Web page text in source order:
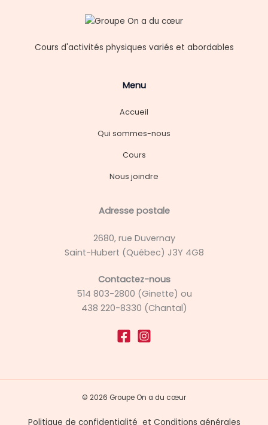
Cours d'activités physiques variés et abordables
Menu
Accueil
Qui sommes-nous
Cours
Nous joindre
Adresse postale
2680, rue Duvernay
Saint-Hubert (Québec) J3Y 4G8
Contactez-nous
514 803-2800 (Ginette) ou
438 220-8330 (Chantal)
© 2026 Groupe On a du cœur
Politique de confidentialité et Conditions générales